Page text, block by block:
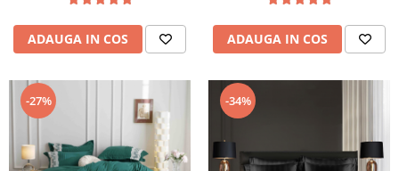
ADAUGA IN COS ADAUGA IN COS
-27% -34%